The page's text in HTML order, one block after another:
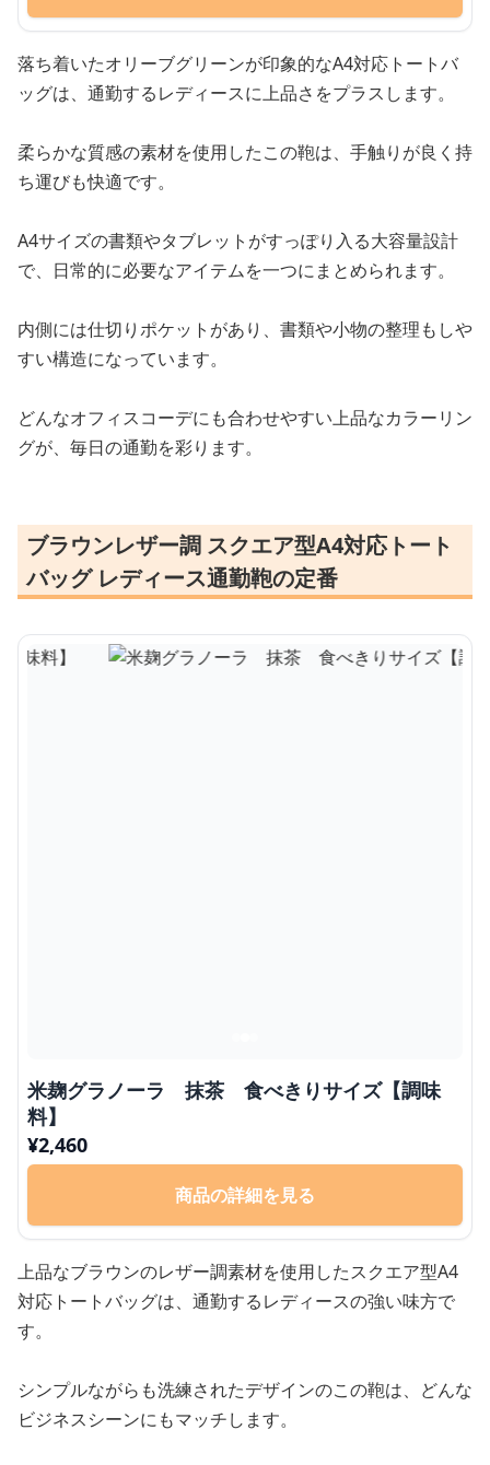
落ち着いたオリーブグリーンが印象的なA4対応トートバ
ッグは、通勤するレディースに上品さをプラスします。
柔らかな質感の素材を使用したこの鞄は、手触りが良く持
ち運びも快適です。
A4サイズの書類やタブレットがすっぽり入る大容量設計
で、日常的に必要なアイテムを一つにまとめられます。
内側には仕切りポケットがあり、書類や小物の整理もしや
すい構造になっています。
どんなオフィスコーデにも合わせやすい上品なカラーリン
グが、毎日の通勤を彩ります。
ブラウンレザー調 スクエア型A4対応トート
バッグ レディース通勤鞄の定番
米麹グラノーラ 抹茶 食べきりサイズ【調味
料】
¥2,460
商品の詳細を見る
上品なブラウンのレザー調素材を使用したスクエア型A4
対応トートバッグは、通勤するレディースの強い味方で
す。
シンプルながらも洗練されたデザインのこの鞄は、どんな
ビジネスシーンにもマッチします。